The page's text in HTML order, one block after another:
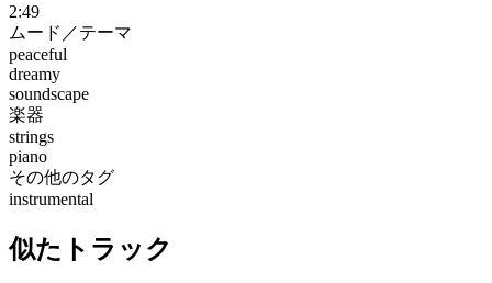
2:49
ムード／テーマ
peaceful
dreamy
soundscape
楽器
strings
piano
その他のタグ
instrumental
似たトラック